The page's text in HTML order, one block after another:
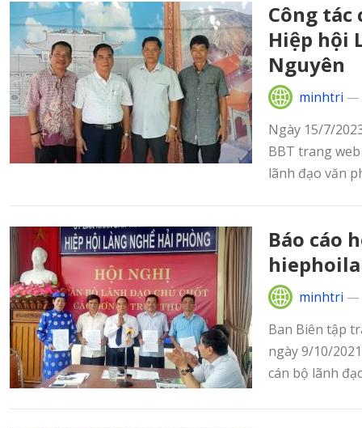
Công
Hiệp hội
Nguyên
minhtri —
Ngày 15/7/
BBT trang
lãnh đạo văn
Báo cáo
minhtri —
Ban Biên tập
ngày 9/10/
cán bộ lãnh